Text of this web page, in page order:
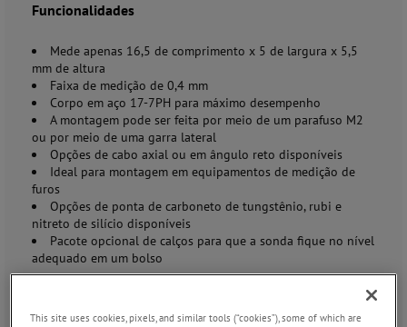
Funcionalidades
Mede apenas 16,5 de comprimento x 5 de largura x 5,5
mm de altura
Faixa de medição de 0,4 mm
Corpo em aço 17-7PH para máximo desempenho
A montagem pode ser feita por meio de um parafuso M2
ou por meio de uma garra lateral
Opções de cabo axial ou em ângulo reto disponíveis
Ideal para montagem em equipamentos de medição de
furos
Opções de ponta de carboneto de tungstênio, rubi e
nitreto de silício disponíveis
Pacote opcional de calços para que a sonda fique no nível
adequado em um bolso
View Brochures and Drawings
This site uses cookies, pixels, and similar tools (“cookies”), some of which are